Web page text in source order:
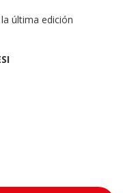
última edición